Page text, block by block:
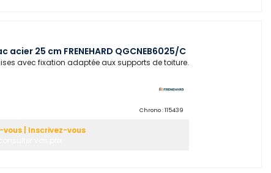
25 cm FRENEHARD QGCNEB6025/C
avec fixation adaptée aux supports de toiture.
Chrono :115439
| Inscrivez-vous